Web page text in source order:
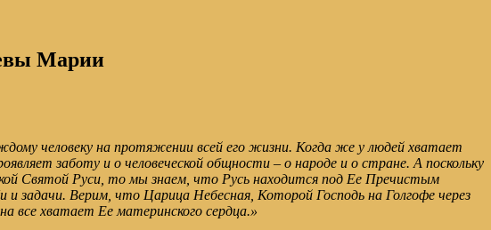
Марии
человеку на протяжении всей его жизни. Когда же у людей хватает
заботу и о человеческой общности – о народе и о стране. А поскольку
Святой Руси, то мы знаем, что Русь находится под Ее Пречистым
задачи. Верим, что Царица Небесная, Которой Господь на Голгофе через
все хватает Ее материнского сердца.»